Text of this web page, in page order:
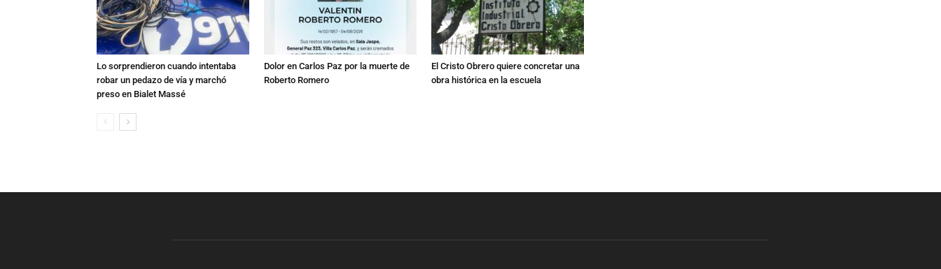
Lo sorprendieron cuando intentaba
robar un pedazo de vía y marchó
preso en Bialet Massé
Dolor en Carlos Paz por la muerte de
Roberto Romero
El Cristo Obrero quiere concretar una
obra histórica en la escuela